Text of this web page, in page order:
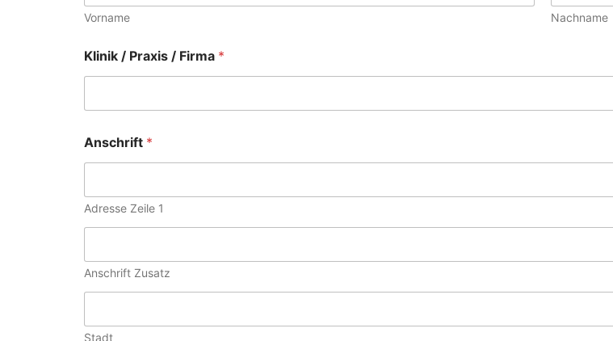
Vorname Nachname
Klinik / Praxis / Firma *
Anschrift *
Adresse Zeile 1
Anschrift Zusatz
Stadt